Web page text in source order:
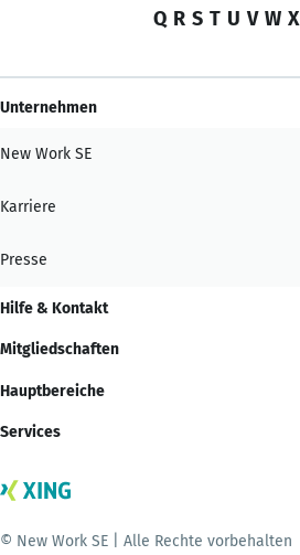
Q R S T U V W X
Unternehmen
New Work SE
Karriere
Presse
Hilfe & Kontakt
Mitgliedschaften
Hauptbereiche
Services
© New Work SE | Alle Rechte vorbehalten